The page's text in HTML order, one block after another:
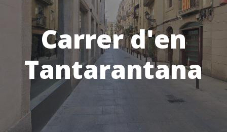
Carrer d'en
Tantarantana